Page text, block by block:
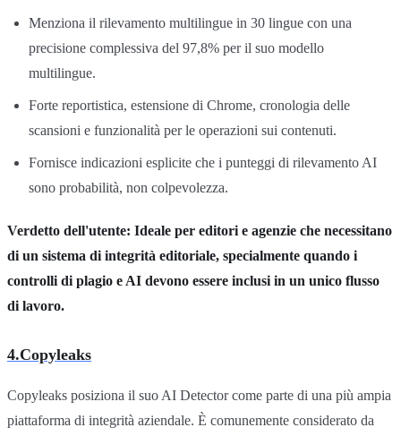
Menziona il rilevamento multilingue in 30 lingue con una
precisione complessiva del 97,8% per il suo modello
multilingue.
Forte reportistica, estensione di Chrome, cronologia delle
scansioni e funzionalità per le operazioni sui contenuti.
Fornisce indicazioni esplicite che i punteggi di rilevamento AI
sono probabilità, non colpevolezza.
Verdetto dell'utente: Ideale per editori e agenzie che necessitano
di un sistema di integrità editoriale, specialmente quando i
controlli di plagio e AI devono essere inclusi in un unico flusso
di lavoro.
4.Copyleaks
Copyleaks posiziona il suo AI Detector come parte di una più ampia
piattaforma di integrità aziendale. È comunemente considerato da